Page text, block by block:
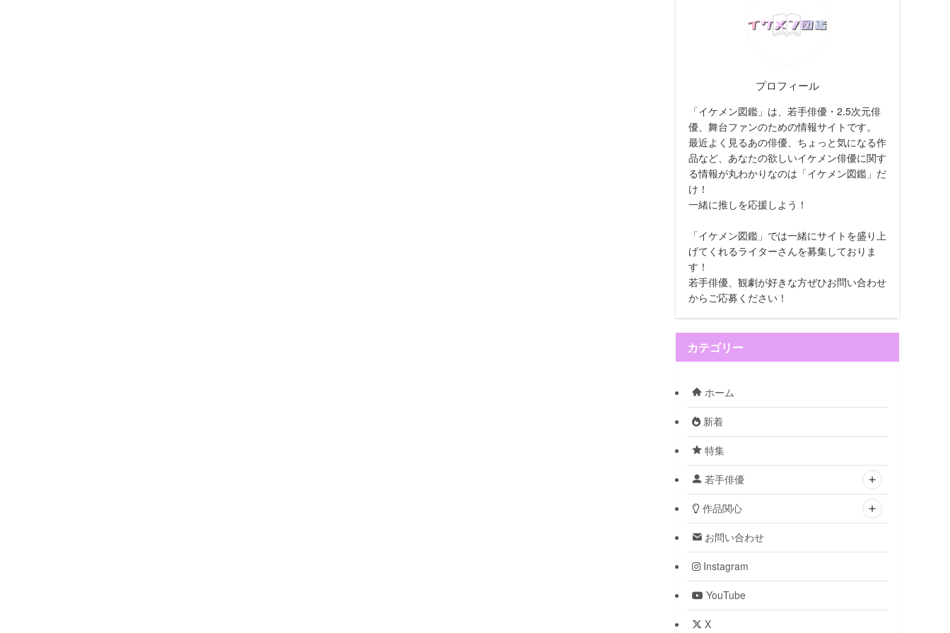
プロフィール
「イケメン図鑑」は、若手俳優・2.5次元俳
優、舞台ファンのための情報サイトです。
最近よく見るあの俳優、ちょっと気になる作
品など、あなたの欲しいイケメン俳優に関す
る情報が丸わかりなのは「イケメン図鑑」だ
け！
一緒に推しを応援しよう！
「イケメン図鑑」では一緒にサイトを盛り上
げてくれるライターさんを募集しておりま
す！
若手俳優、観劇が好きな方ぜひお問い合わせ
からご応募ください！
カテゴリー
ホーム
新着
特集
若手俳優
作品関心
お問い合わせ
Instagram
YouTube
X